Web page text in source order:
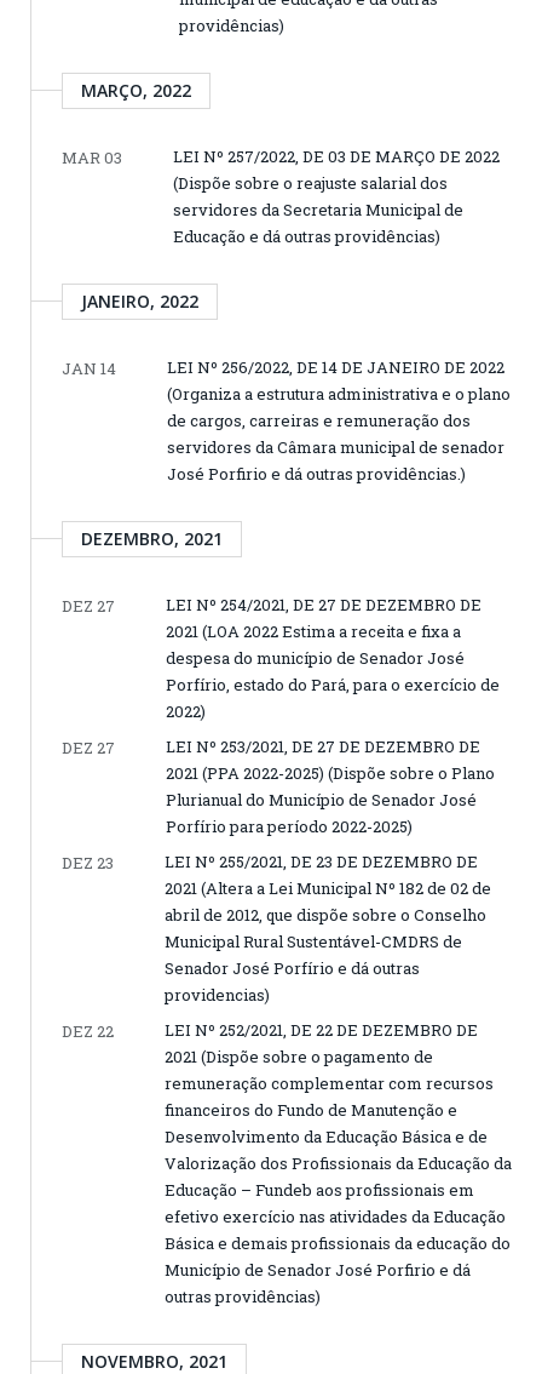
providências)
MARÇO, 2022
MAR 03
LEI Nº 257/2022, DE 03 DE MARÇO DE 2022
(Dispõe sobre o reajuste salarial dos
servidores da Secretaria Municipal de
Educação e dá outras providências)
JANEIRO, 2022
JAN 14
LEI Nº 256/2022, DE 14 DE JANEIRO DE 2022
(Organiza a estrutura administrativa e o plano
de cargos, carreiras e remuneração dos
servidores da Câmara municipal de senador
José Porfirio e dá outras providências.)
DEZEMBRO, 2021
DEZ 27
LEI Nº 254/2021, DE 27 DE DEZEMBRO DE
2021 (LOA 2022 Estima a receita e fixa a
despesa do município de Senador José
Porfírio, estado do Pará, para o exercício de
2022)
DEZ 27
LEI Nº 253/2021, DE 27 DE DEZEMBRO DE
2021 (PPA 2022-2025) (Dispõe sobre o Plano
Plurianual do Município de Senador José
Porfírio para período 2022-2025)
DEZ 23
LEI Nº 255/2021, DE 23 DE DEZEMBRO DE
2021 (Altera a Lei Municipal Nº 182 de 02 de
abril de 2012, que dispõe sobre o Conselho
Municipal Rural Sustentável-CMDRS de
Senador José Porfírio e dá outras
providencias)
DEZ 22
LEI Nº 252/2021, DE 22 DE DEZEMBRO DE
2021 (Dispõe sobre o pagamento de
remuneração complementar com recursos
financeiros do Fundo de Manutenção e
Desenvolvimento da Educação Básica e de
Valorização dos Profissionais da Educação da
Educação – Fundeb aos profissionais em
efetivo exercício nas atividades da Educação
Básica e demais profissionais da educação do
Município de Senador José Porfirio e dá
outras providências)
NOVEMBRO, 2021